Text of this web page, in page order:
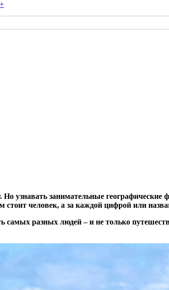
Но узнавать занимательные
человек, а за каждой цифрой или
разных людей – и не только